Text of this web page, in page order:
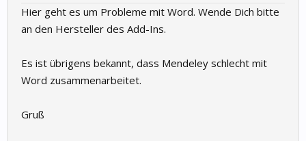
Hier geht es um Probleme mit Word. Wende Dich bitte
an den Hersteller des Add-Ins.
Es ist übrigens bekannt, dass Mendeley schlecht mit
Word zusammenarbeitet.
Gruß